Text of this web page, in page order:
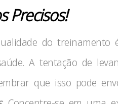
Precisos!
do treinamento
A tentação de
que isso pode